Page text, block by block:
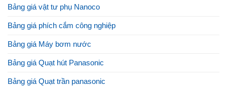
Bảng giá vật tư phụ Nanoco
Bảng giá phích cắm công nghiệp
Bảng giá Máy bơm nước
Bảng giá Quạt hút Panasonic
Bảng giá Quạt trần panasonic